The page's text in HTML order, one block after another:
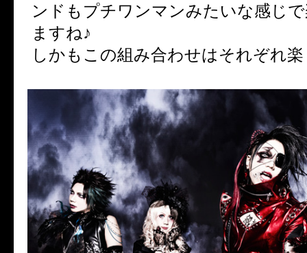
ンドもプチワンマンみたいな感じ
ますね♪
しかもこの組み合わせはそれぞれ